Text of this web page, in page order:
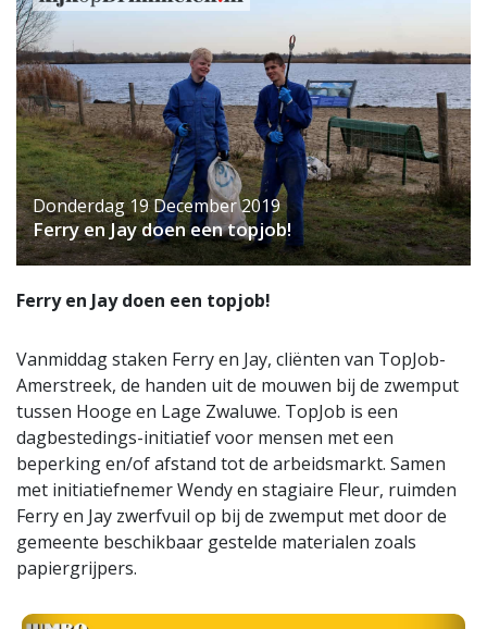
Donderdag 19 December 2019
Ferry en Jay doen een topjob!
Ferry en Jay doen een topjob!
Vanmiddag staken Ferry en Jay, cliënten van TopJob-
Amerstreek, de handen uit de mouwen bij de zwemput
tussen Hooge en Lage Zwaluwe. TopJob is een
dagbestedings-initiatief voor mensen met een
beperking en/of afstand tot de arbeidsmarkt. Samen
met initiatiefnemer Wendy en stagiaire Fleur, ruimden
Ferry en Jay zwerfvuil op bij de zwemput met door de
gemeente beschikbaar gestelde materialen zoals
papiergrijpers.